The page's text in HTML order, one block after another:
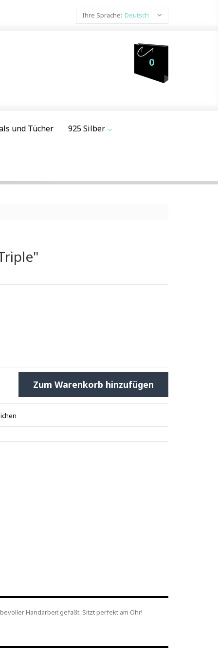
Ihre Sprache: Deutsch
0
und Tücher 925 Silber
Zum Warenkorb hinzufügen
Handarbeit gefaßt. Sitzt perfekt am Ohr!